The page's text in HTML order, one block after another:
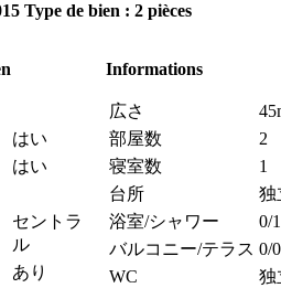
Type de bien : 2 pièces
はい
はい
セントラ
ル
あり
Informations
広さ
部屋数
2
寝室数
1
台所
独
浴室/シャワー
0/1
バルコニー/テラス 0/0
WC
独